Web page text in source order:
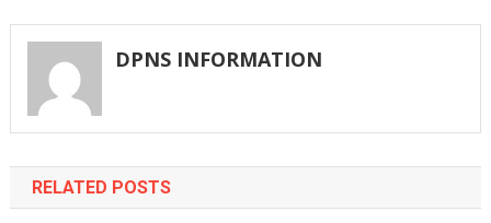
navigation
DPNS INFORMATION
RELATED POSTS